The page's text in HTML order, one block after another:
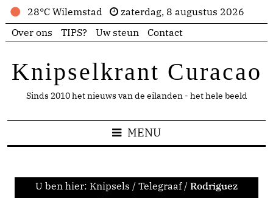
28°C Wilemstad
zaterdag, 8 augustus 2026
Over ons
TIPS? Uw steun Contact
Knipselkrant Curacao
Sinds 2010 het nieuws van de eilanden - het hele beeld
MENU
U ben hier: Knipsels / Telegraaf / Rodriguez